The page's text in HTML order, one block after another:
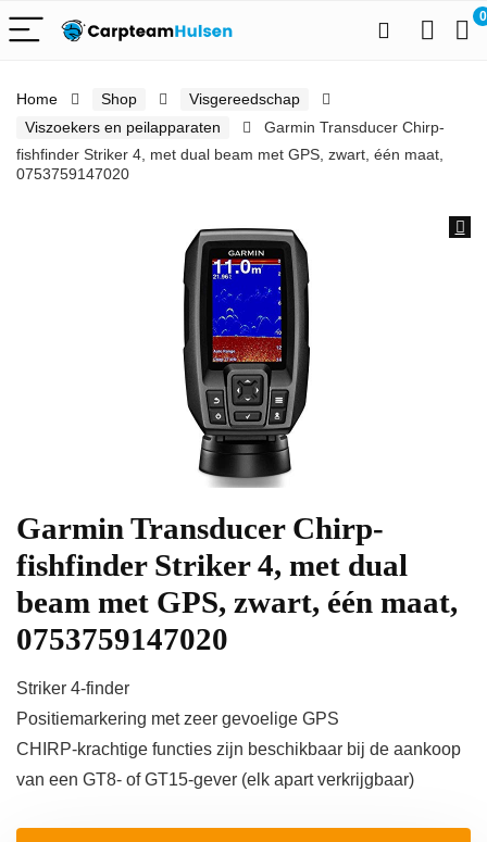
0
Home Shop
Visgereedschap
Viszoekers en peilapparaten
Garmin Transducer Chirp-
fishfinder Striker 4, met dual beam met GPS, zwart, één maat,
0753759147020
Garmin Transducer Chirp-
fishfinder Striker 4, met dual
beam met GPS, zwart, één maat,
0753759147020
Striker 4-finder
Positiemarkering met zeer gevoelige GPS
CHIRP-krachtige functies zijn beschikbaar bij de aankoop
van een GT8- of GT15-gever (elk apart verkrijgbaar)